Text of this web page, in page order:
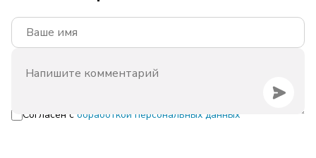
Согласен с обработкой персональных данных